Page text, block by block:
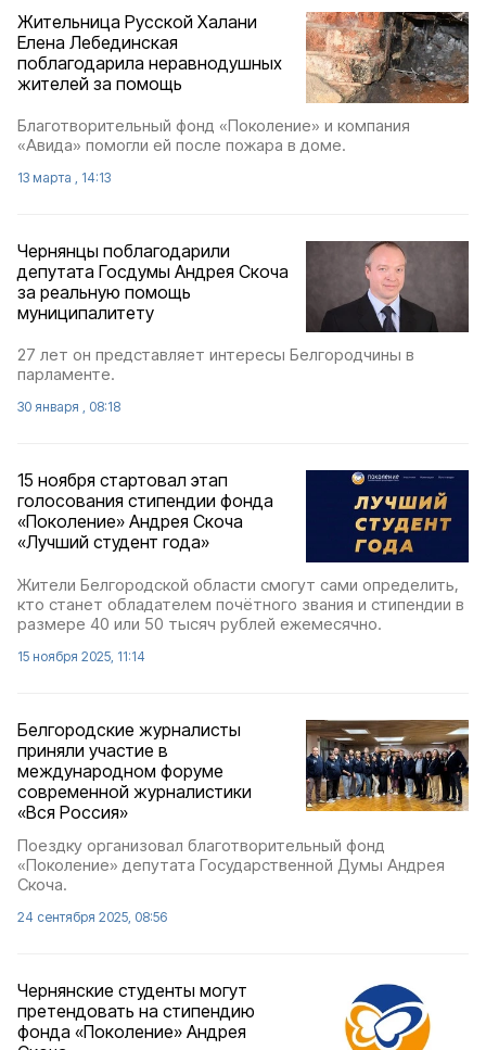
Жительница Русской Халани
Елена Лебединская
поблагодарила неравнодушных
жителей за помощь
Благотворительный фонд «Поколение» и компания
«Авида» помогли ей после пожара в доме.
13 марта , 14:13
Чернянцы поблагодарили
депутата Госдумы Андрея Скоча
за реальную помощь
муниципалитету
27 лет он представляет интересы Белгородчины в
парламенте.
30 января , 08:18
15 ноября стартовал этап
голосования стипендии фонда
«Поколение» Андрея Скоча
«Лучший студент года»
Жители Белгородской области смогут сами определить,
кто станет обладателем почётного звания и стипендии в
размере 40 или 50 тысяч рублей ежемесячно.
15 ноября 2025, 11:14
Белгородские журналисты
приняли участие в
международном форуме
современной журналистики
«Вся Россия»
Поездку организовал благотворительный фонд
«Поколение» депутата Государственной Думы Андрея
Скоча.
24 сентября 2025, 08:56
Чернянские студенты могут
претендовать на стипендию
фонда «Поколение» Андрея